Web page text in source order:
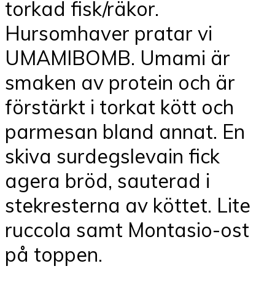
torkad fisk/räkor.
Hursomhaver pratar vi
UMAMIBOMB. Umami är
smaken av protein och är
förstärkt i torkat kött och
parmesan bland annat. En
skiva surdegslevain fick
agera bröd, sauterad i
stekresterna av köttet. Lite
ruccola samt Montasio-ost
på toppen.